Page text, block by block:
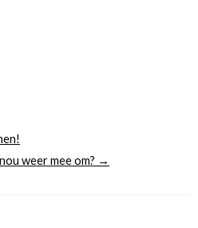
weer mee om? →